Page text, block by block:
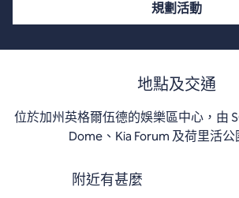
規劃活動
地點及交通
位於加州英格爾伍德的娛樂區中心，由
Dome、Kia Forum 及荷里活公
附近有甚麼